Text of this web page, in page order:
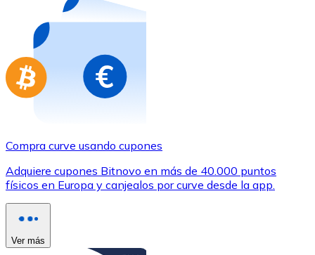
Compra tarjetas regalo de tus marcas favoritas con
Ir a la tienda de tarjetas regalo
Compra curve usando cupones
Adquiere cupones Bitnovo en más de 40.000 puntos
físicos en Europa y canjealos por curve desde la app.
Ver más